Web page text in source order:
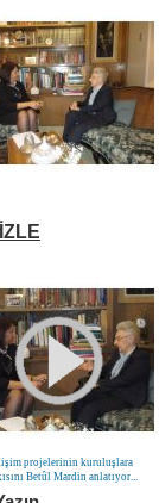
projelerinin kuruluşlara
Betûl Mardin anlatıyor...